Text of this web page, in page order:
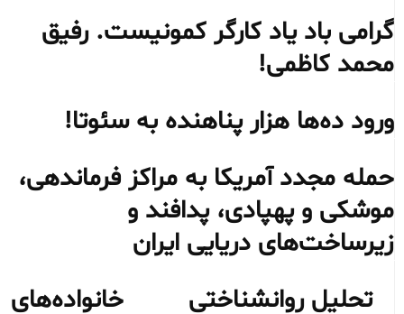
گرامی باد یاد کارگر کمونیست. رفیق
محمد کاظمی!
ورود ده‌ها هزار پناهنده به سئوتا!
حمله مجدد آمریکا به مراکز فرماندهی،
موشکی و پهپادی، پدافند و
زیرساخت‌های دریایی ایران
تحلیل روانشناختی خانواده‌های